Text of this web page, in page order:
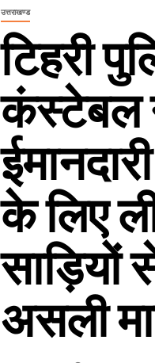
उत्तराखण्ड
टिहरी
कंस्टेबल
के लिए
साड़ियों
असली